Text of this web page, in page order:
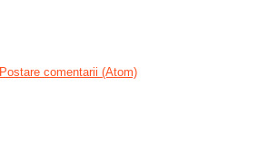
Postare comentarii (Atom)